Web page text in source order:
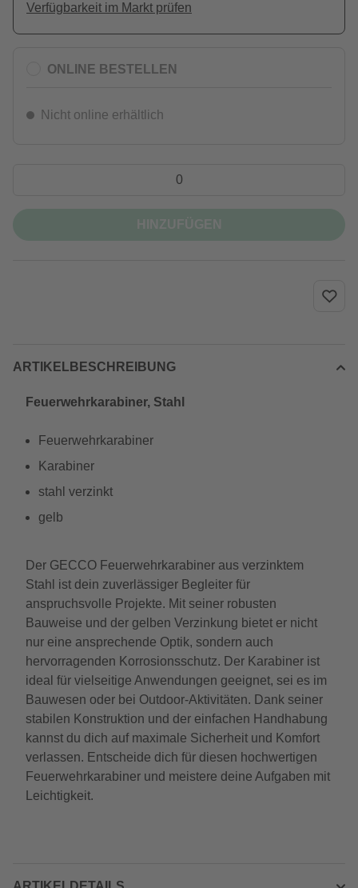
Verfügbarkeit im Markt prüfen
ONLINE BESTELLEN
Nicht online erhältlich
ARTIKELBESCHREIBUNG
Feuerwehrkarabiner, Stahl
Feuerwehrkarabiner
Karabiner
stahl verzinkt
gelb
Der GECCO Feuerwehrkarabiner aus verzinktem
Stahl ist dein zuverlässiger Begleiter für
anspruchsvolle Projekte. Mit seiner robusten
Bauweise und der gelben Verzinkung bietet er nicht
nur eine ansprechende Optik, sondern auch
hervorragenden Korrosionsschutz. Der Karabiner ist
ideal für vielseitige Anwendungen geeignet, sei es im
Bauwesen oder bei Outdoor-Aktivitäten. Dank seiner
stabilen Konstruktion und der einfachen Handhabung
kannst du dich auf maximale Sicherheit und Komfort
verlassen. Entscheide dich für diesen hochwertigen
Feuerwehrkarabiner und meistere deine Aufgaben mit
Leichtigkeit.